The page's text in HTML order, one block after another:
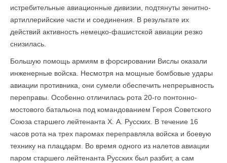
истребительные авиационные дивизии, подтянуты зенитно-
артиллерийские части и соединения. В результате их
действий активность немецко-фашистской авиации резко
снизилась.
Большую помощь армиям в форсировании Вислы оказали
инженерные войска. Несмотря на мощные бомбовые удары
авиации противника, они сумели обеспечить непрерывность
переправы. Особенно отличилась рота 20-го понтонно-
мостового батальона под командованием Героя Советского
Союза старшего лейтенанта X. А. Русских. В течение 16
часов рота на трех паромах переправляла войска и боевую
технику на плацдарм. Во время одного из налетов авиации
паром старшего лейтенанта Русских был разбит, а сам